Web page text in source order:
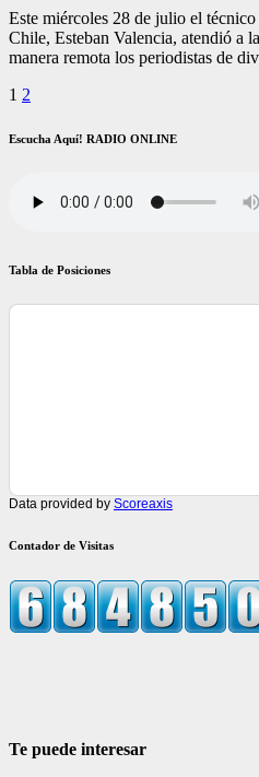
Este miércoles 28 de julio el
Chile, Esteban Valencia, atendió a
manera remota los periodistas de
Paginación
de
1 2
Escucha Aquí! RADIO ONLINE
Tabla de Posiciones
Data provided by Scoreaxis
Contador de Visitas
Te puede interesar